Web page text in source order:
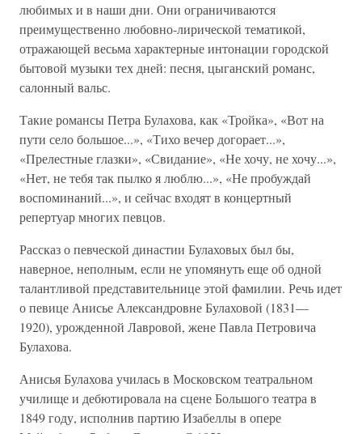
любимых и в наши дни. Они ограничиваются
преимущественно любовно-лирической тематикой,
отражающей весьма характерные интонации городской
бытовой музыки тех дней: песня, цыганский романс,
салонный вальс.
Такие романсы Петра Булахова, как «Тройка», «Вот на
пути село большое...», «Тихо вечер догорает...»,
«Прелестные глазки», «Свидание», «Не хочу, не хочу...»,
«Нет, не тебя так пылко я люблю...», «Не пробуждай
воспоминаний...», и сейчас входят в концертный
репертуар многих певцов.
Рассказ о певческой династии Булаховых был бы,
наверное, неполным, если не упомянуть еще об одной
талантливой представительнице этой фамилии. Речь идет
о певице Анисье Александровне Булаховой (1831—
1920), урожденной Лавровой, жене Павла Петровича
Булахова.
Анисья Булахова училась в Московском театральном
училище и дебютировала на сцене Большого театра в
1849 году, исполнив партию Изабеллы в опере